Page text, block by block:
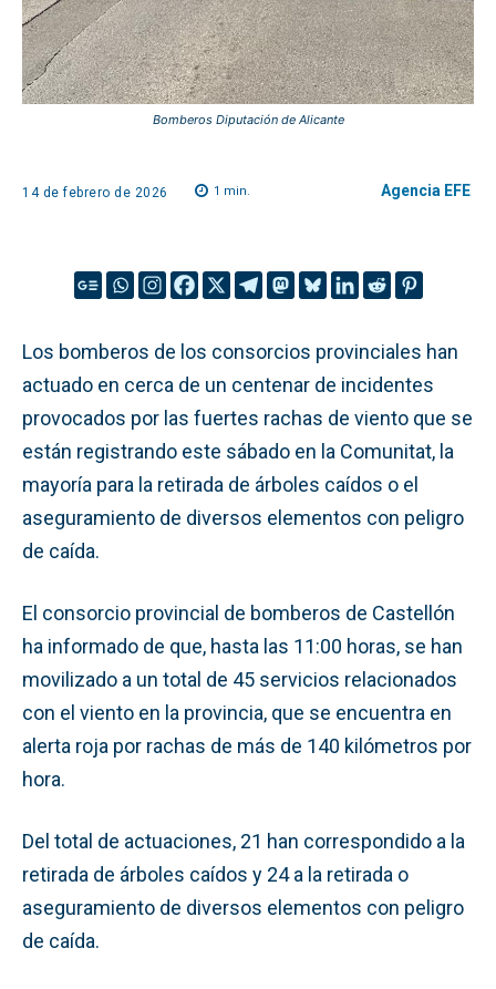
Bomberos Diputación de Alicante
14 de febrero de 2026 1 min. Agencia EFE
Los bomberos de los consorcios provinciales han
actuado en cerca de un centenar de incidentes
provocados por las fuertes rachas de viento que se
están registrando este sábado en la Comunitat, la
mayoría para la retirada de árboles caídos o el
aseguramiento de diversos elementos con peligro
de caída.
El consorcio provincial de bomberos de Castellón
ha informado de que, hasta las 11:00 horas, se han
movilizado a un total de 45 servicios relacionados
con el viento en la provincia, que se encuentra en
alerta roja por rachas de más de 140 kilómetros por
hora.
Del total de actuaciones, 21 han correspondido a la
retirada de árboles caídos y 24 a la retirada o
aseguramiento de diversos elementos con peligro
de caída.